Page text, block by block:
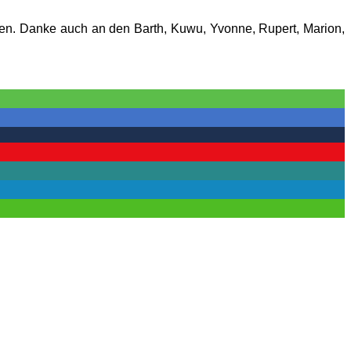
Danke auch an den Barth, Kuwu, Yvonne, Rupert, Marion,